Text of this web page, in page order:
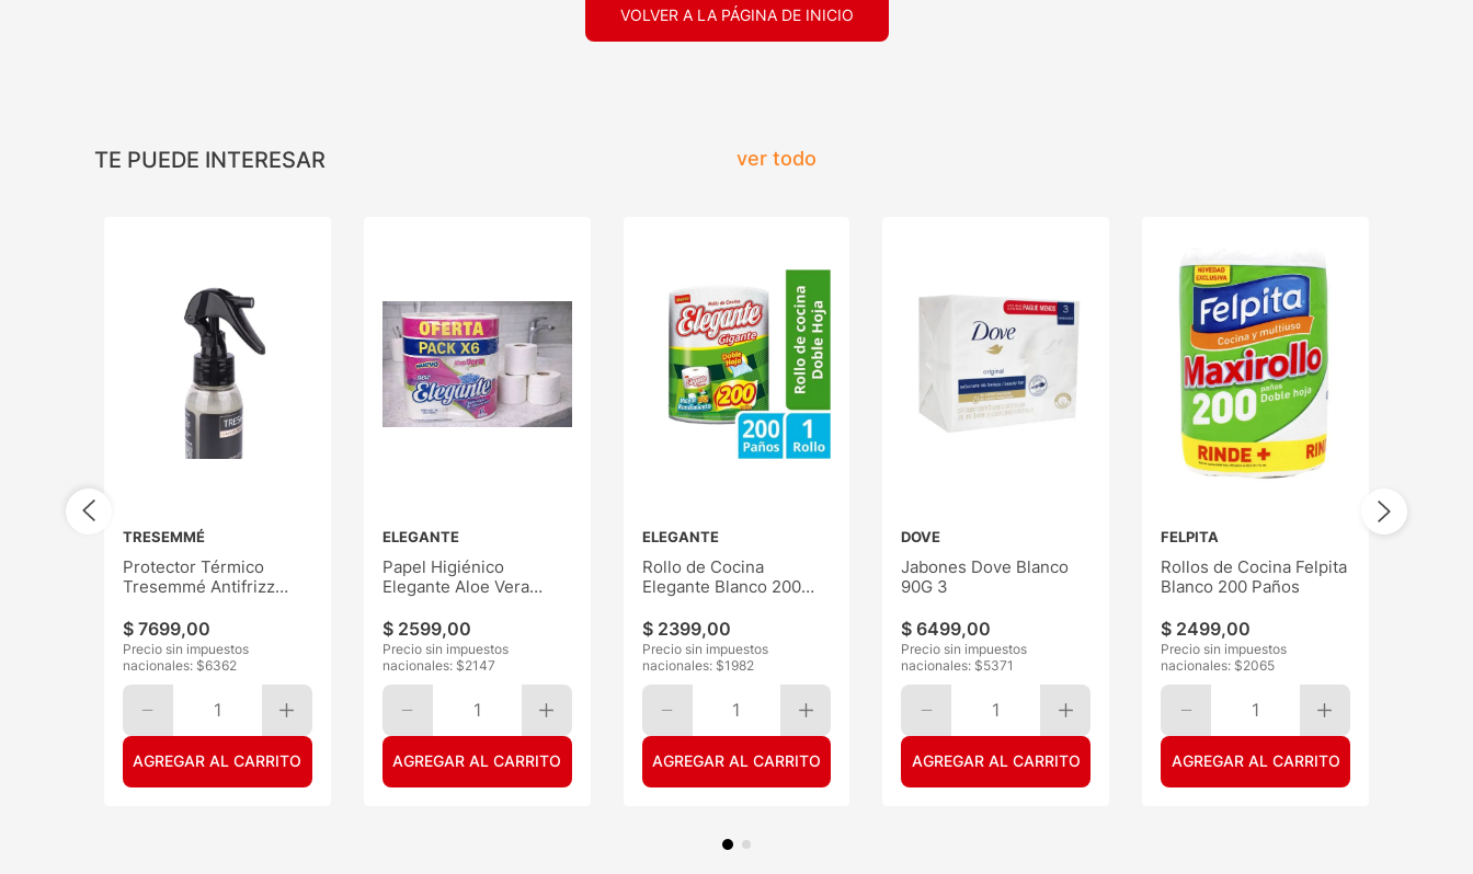
VOLVER A LA PÁGINA DE INICIO
TE PUEDE INTERESAR ver todo
TRESEMMÉ
Protector Térmico
Tresemmé Antifrizz
$ 7699,00
Precio sin impuestos
nacionales: $6362
1
AGREGAR AL CARRITO
ELEGANTE
Papel Higiénico
Elegante Aloe Vera
$ 2599,00
Precio sin impuestos
nacionales: $2147
1
AGREGAR AL CARRITO
ELEGANTE
Rollo de Cocina
Elegante Blanco 200
$ 2399,00
Precio sin impuestos
nacionales: $1982
1
AGREGAR AL CARRITO
DOVE
Jabones Dove Blanco
90G 3
$ 6499,00
Precio sin impuestos
nacionales: $5371
1
AGREGAR AL CARRITO
FELPITA
Rollos de Cocina Felpita
Blanco 200 Paños
$ 2499,00
Precio sin impuestos
nacionales: $2065
1
AGREGAR AL CARRITO